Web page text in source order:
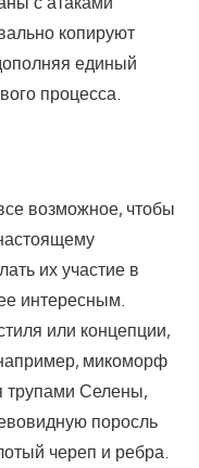
копируют
единый
процесса.
возможное, чтобы
их участие в
интересным.
или концепции,
микоморф
трупами Селены,
поросль
череп и ребра.